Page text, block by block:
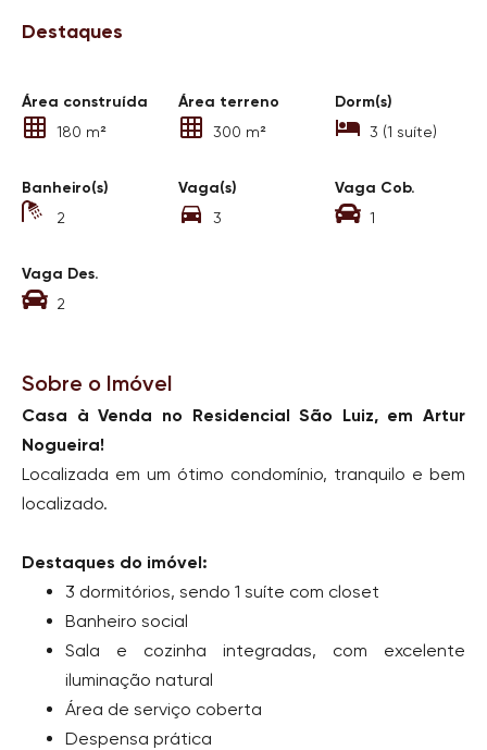
Destaques
Área construída
180 m²
Área terreno
300 m²
Dorm(s)
3 (1 suíte)
Banheiro(s)
2
Vaga(s)
3
Vaga Cob.
1
Vaga Des.
2
Sobre o Imóvel
Casa à Venda no Residencial São Luiz, em Artur
Nogueira!
Localizada em um ótimo condomínio, tranquilo e bem
localizado.
Destaques do imóvel:
3 dormitórios, sendo 1 suíte com closet
Banheiro social
Sala e cozinha integradas, com excelente
iluminação natural
Área de serviço coberta
Despensa prática